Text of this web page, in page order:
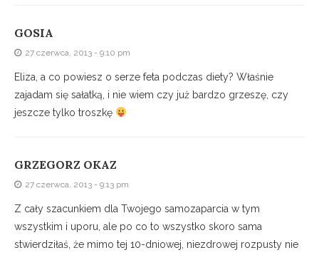
GOSIA
27 czerwca, 2013 - 9:10 pm
Eliza, a co powiesz o serze feta podczas diety? Właśnie
zajadam się sałatką, i nie wiem czy już bardzo grzeszę, czy
jeszcze tylko troszkę
GRZEGORZ OKAZ
27 czerwca, 2013 - 9:13 pm
Z cały szacunkiem dla Twojego samozaparcia w tym
wszystkim i uporu, ale po co to wszystko skoro sama
stwierdziłaś, że mimo tej 10-dniowej, niezdrowej rozpusty nie